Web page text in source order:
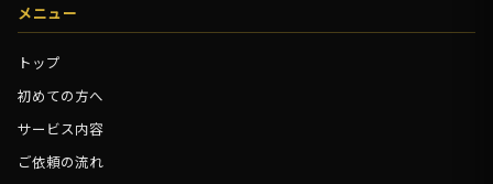
メニュー
トップ
初めての方へ
サービス内容
ご依頼の流れ